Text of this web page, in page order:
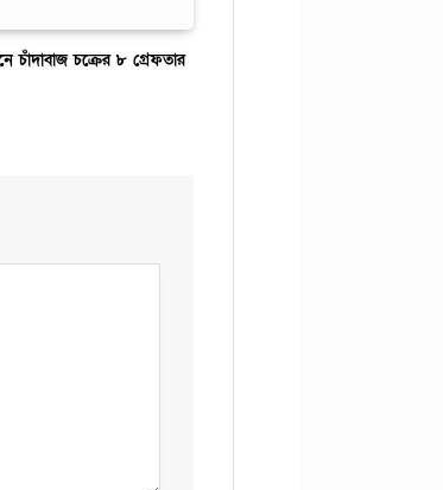
চাঁদাবাজ চক্রের ৮ গ্রেফতার